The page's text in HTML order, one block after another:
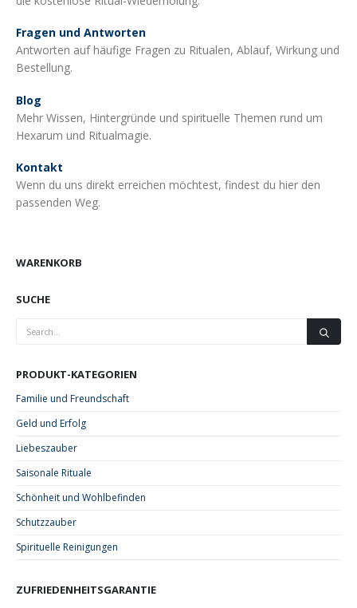
Fragen und Antworten
Antworten auf häufige Fragen zu Ritualen, Ablauf, Wirkung und
Bestellung.
Blog
Mehr Wissen, Hintergründe und spirituelle Themen rund um
Hexarum und Ritualmagie.
Kontakt
Wenn du uns direkt erreichen möchtest, findest du hier den
passenden Weg.
WARENKORB
SUCHE
PRODUKT-KATEGORIEN
Familie und Freundschaft
Geld und Erfolg
Liebeszauber
Saisonale Rituale
Schönheit und Wohlbefinden
Schutzzauber
Spirituelle Reinigungen
ZUFRIEDENHEITSGARANTIE